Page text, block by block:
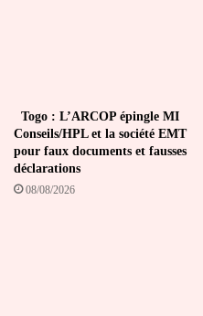
Togo : L’ARCOP épingle MI
Conseils/HPL et la société EMT
pour faux documents et fausses
déclarations
08/08/2026